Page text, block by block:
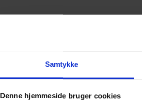
Samtykke
Denne hjemmeside bruger cookies
Så venter
Gåturen
selvmord ikke
Vi forventer at